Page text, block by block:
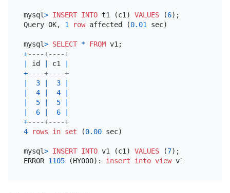
mysql> INSERT INTO t1 (c1) VALUES (6);
Query OK, 1 row affected (0.01 sec)
mysql> SELECT * FROM
+----+----+
|
id | c1
|
+----+----+
|
3 | 3
|
|
4 | 4
|
|
5 | 5
|
|
6 | 6
|
+----+----+
4
rows in set (0.00 sec)
mysql> INSERT INTO v1 (c1) VALUES (7);
ERROR 1105 (HY000): insert into view v1